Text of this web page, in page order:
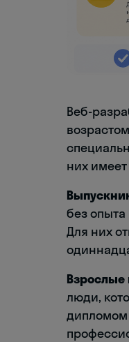
Веб-
них
без
Для них
люди,
дипломом